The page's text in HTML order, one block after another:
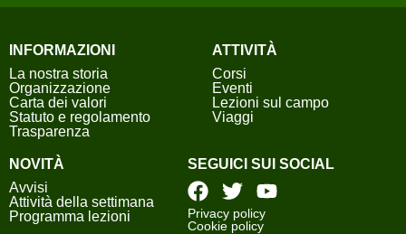
INFORMAZIONI
La nostra storia
Organizzazione
Carta dei valori
Statuto e regolamento
Trasparenza
ATTIVITÀ
Corsi
Eventi
Lezioni sul campo
Viaggi
NOVITÀ
Avvisi
Attività della settimana
Programma lezioni
SEGUICI SUI SOCIAL
Privacy policy
Cookie policy